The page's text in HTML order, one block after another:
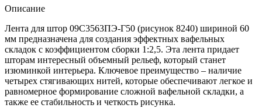
Описание
Лента для штор 09С3563ПЭ-Г50 (рисунок 8240) шириной 60
мм предназначена для создания эффектных вафельных
складок с коэффициентом сборки 1:2,5. Эта лента придает
шторам интересный объемный рельеф, который станет
изюминкой интерьера. Ключевое преимущество – наличие
четырех стягивающих нитей, которые обеспечивают легкое и
равномерное формирование сложной вафельной складки, а
также ее стабильность и четкость рисунка.